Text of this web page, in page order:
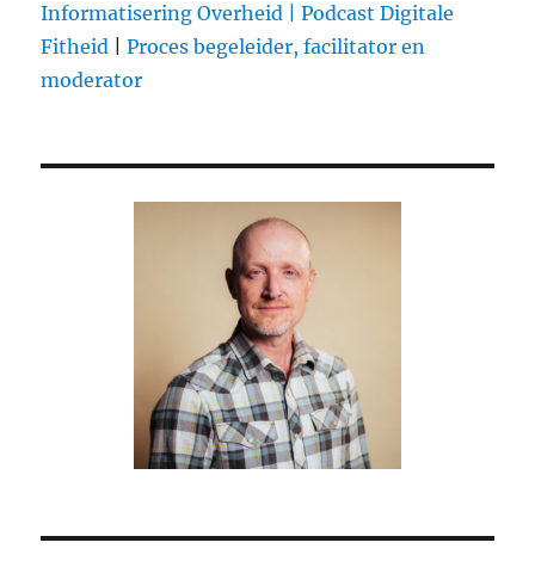
Informatisering Overheid |
Podcast Digitale
Fitheid |Proces begeleider, facilitator en
moderator